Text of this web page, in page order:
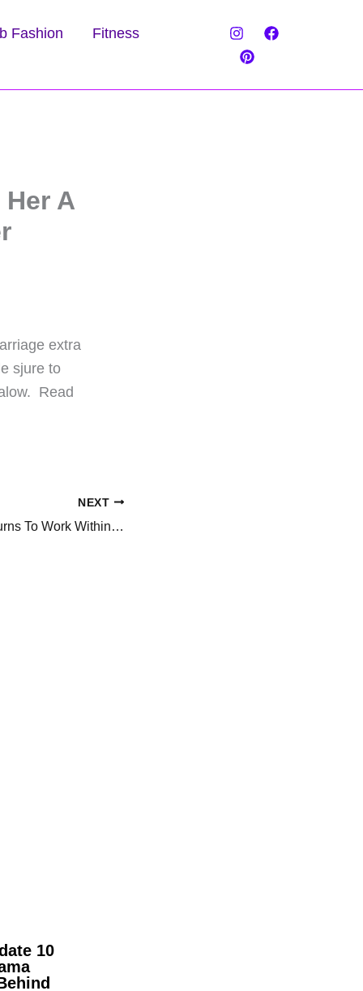
Fashion
Fitness
A
extra
sjure to
​Read
NEXT
Kritika Kamra Returns To Work Within A Month Of Her Wedding With Gaurav Kapur, ‘Busy Days Ahead…’
10